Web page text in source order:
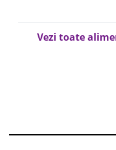
Vezi toate